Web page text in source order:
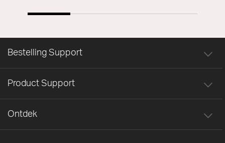
Bestelling Support
Product Support
Ontdek